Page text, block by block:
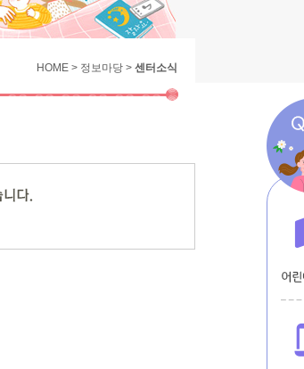
HOME > 정보마당 > 센터소식